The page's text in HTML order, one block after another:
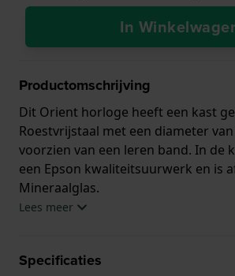
In
Productomschrijving
Dit Orient horloge heeft een kast
Roestvrijstaal met een diameter
voorzien van een leren band. In de
een Epson kwaliteitsuurwerk en is
Mineraalglas.
geleverd met 2 jaar garantie.
Lees meer
Specificaties